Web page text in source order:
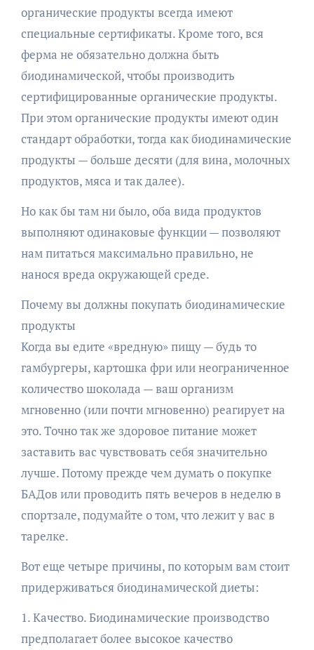
органические продукты всегда имеют
специальные сертификаты. Кроме того, вся
ферма не обязательно должна быть
биодинамической, чтобы производить
сертифицированные органические продукты.
При этом органические продукты имеют один
стандарт обработки, тогда как биодинамические
продукты — больше десяти (для вина, молочных
продуктов, мяса и так далее).
Но как бы там ни было, оба вида продуктов
выполняют одинаковые функции — позволяют
нам питаться максимально правильно, не
нанося вреда окружающей среде.
Почему вы должны покупать биодинамические
продукты
Когда вы едите «вредную» пищу — будь то
гамбургеры, картошка фри или неограниченное
количество шоколада — ваш организм
мгновенно (или почти мгновенно) реагирует на
это. Точно так же здоровое питание может
заставить вас чувствовать себя значительно
лучше. Потому прежде чем думать о покупке
БАДов или проводить пять вечеров в неделю в
спортзале, подумайте о том, что лежит у вас в
тарелке.
Вот еще четыре причины, по которым вам стоит
придерживаться биодинамической диеты:
1. Качество. Биодинамические производство
предполагает более высокое качество